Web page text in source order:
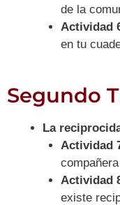
de la
Actividad
en tu
Segundo
La
Actividad
Actividad
existe